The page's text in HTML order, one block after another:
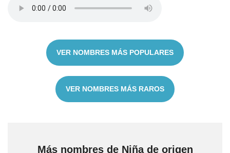
VER NOMBRES MÁS POPULARES
VER NOMBRES MÁS RAROS
Más nombres de Niña de origen